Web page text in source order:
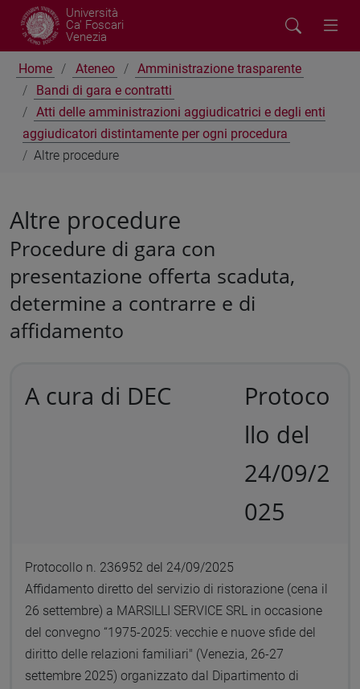
Università
Ca' Foscari
Venezia
Home Ateneo
Amministrazione trasparente
Bandi di gara e contratti
Atti delle amministrazioni aggiudicatrici e degli enti
aggiudicatori distintamente per ogni procedura
Altre procedure
Altre procedure
Procedure di gara con
presentazione offerta scaduta,
determine a contrarre e di
affidamento
A cura di DEC
Protoco
llo del
24/09/2
025
Protocollo n. 236952 del 24/09/2025
Affidamento diretto del servizio di ristorazione (cena il
26 settembre) a MARSILLI SERVICE SRL in occasione
del convegno “1975-2025: vecchie e nuove sfide del
diritto delle relazioni familiari" (Venezia, 26-27
settembre 2025) organizzato dal Dipartimento di